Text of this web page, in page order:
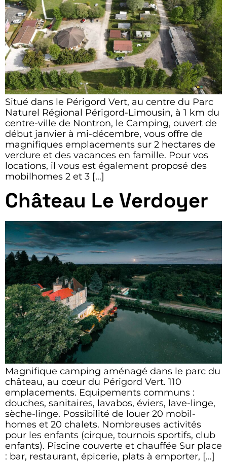
Situé dans le Périgord Vert, au centre du Parc
Naturel Régional Périgord-Limousin, à 1 km du
centre-ville de Nontron, le Camping, ouvert de
début janvier à mi-décembre, vous offre de
magnifiques emplacements sur 2 hectares de
verdure et des vacances en famille. Pour vos
locations, il vous est également proposé des
mobilhomes 2 et 3 […]
Château Le Verdoyer
Magnifique camping aménagé dans le parc du
château, au cœur du Périgord Vert. 110
emplacements. Equipements communs :
douches, sanitaires, lavabos, éviers, lave-linge,
sèche-linge. Possibilité de louer 20 mobil-
homes et 20 chalets. Nombreuses activités
pour les enfants (cirque, tournois sportifs, club
enfants). Piscine couverte et chauffée Sur place
: bar, restaurant, épicerie, plats à emporter, […]